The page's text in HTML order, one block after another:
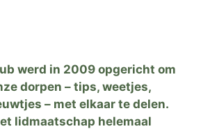
werd in 2009 opgericht om
dorpen – tips, weetjes,
– met elkaar te delen.
lidmaatschap helemaal